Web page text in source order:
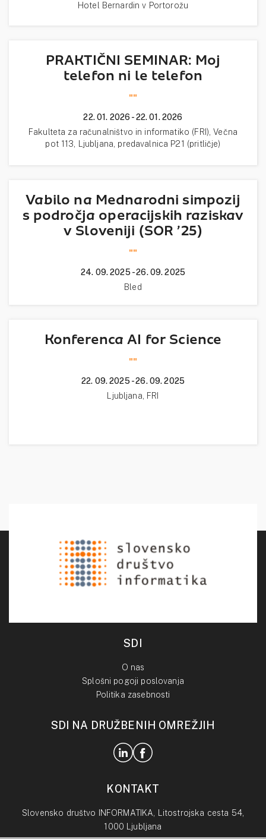
Hotel Bernardin v Portorožu
PRAKTIČNI SEMINAR: Moj
telefon ni le telefon
""
22. 01. 2026 - 22. 01. 2026
Fakulteta za računalništvo in informatiko (FRI), Večna
pot 113, Ljubljana, predavalnica P21 (pritličje)
Vabilo na Mednarodni simpozij
s področja operacijskih raziskav
v Sloveniji (SOR ’25)
""
24. 09. 2025 - 26. 09. 2025
Bled
Konferenca AI for Science
""
22. 09. 2025 - 26. 09. 2025
Ljubljana, FRI
SDI
O nas
Splošni pogoji poslovanja
Politika zasebnosti
SDI NA DRUŽBENIH OMREŽJIH
KONTAKT
Slovensko društvo INFORMATIKA, Litostrojska cesta 54,
1000 Ljubljana